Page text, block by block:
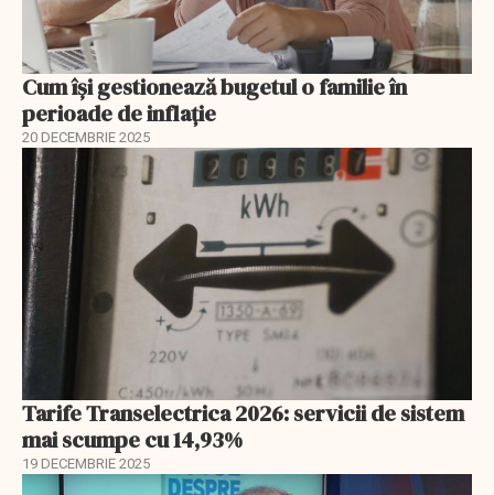
Cum își gestionează bugetul o familie în
perioade de inflație
20 DECEMBRIE 2025
Tarife Transelectrica 2026: servicii de sistem
mai scumpe cu 14,93%
19 DECEMBRIE 2025